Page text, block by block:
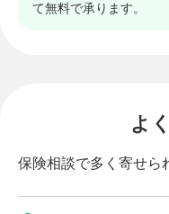
て無料で承ります。
よ
保険相談で多く寄せら